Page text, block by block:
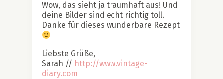
Wow, das sieht ja traumhaft aus! Und
deine Bilder sind echt richtig toll.
Danke für dieses wunderbare Rezept
Liebste Grüße,
Sarah // http://www.vintage-
diary.com